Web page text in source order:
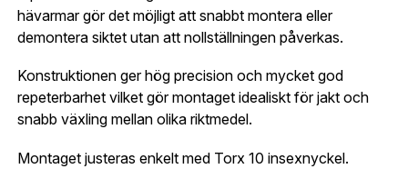
hävarmar gör det möjligt att snabbt montera eller
demontera siktet utan att nollställningen påverkas.
Konstruktionen ger hög precision och mycket god
repeterbarhet vilket gör montaget idealiskt för jakt och
snabb växling mellan olika riktmedel.
Montaget justeras enkelt med Torx 10 insexnyckel.
Skapa konto och handla enklare
Är du företag eller förening?Med ett eget
konto hos oss får du snabbare utcheckning,
översikt över dina beställningar och sparade
uppgifter.
Är du en förening eller ett företag? Kontakta
Telefon:*
Land:*
integritetspolicyn.